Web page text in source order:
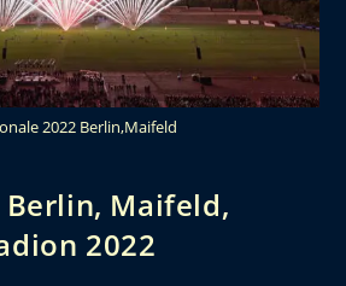
2022 Berlin,Maifeld
Maifeld,
2022